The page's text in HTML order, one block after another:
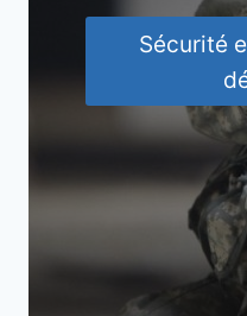
Sécurité